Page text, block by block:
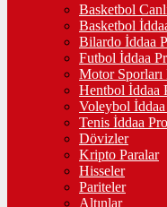
Basketbol
Basketbol
Bilardo İddaa
Futbol İddaa
Motor Sporları
Hentbol İddaa
Voleybol İddaa
Tenis İddaa
Dövizler
Kripto Paralar
Hisseler
Pariteler
Altınlar